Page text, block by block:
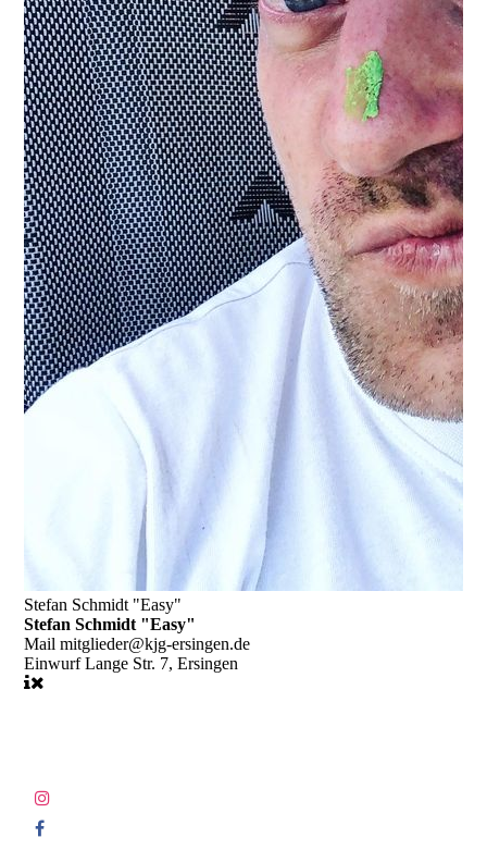
Stefan Schmidt "Easy"
Stefan Schmidt "Easy"
Mailmitglieder@kjg-ersingen.de
EinwurfLange Str. 7, Ersingen